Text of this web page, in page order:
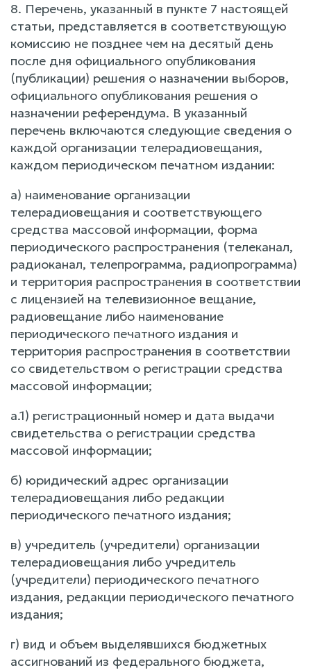
8. Перечень, указанный в пункте 7 настоящей
статьи, представляется в соответствующую
комиссию не позднее чем на десятый день
после дня официального опубликования
(публикации) решения о назначении выборов,
официального опубликования решения о
назначении референдума. В указанный
перечень включаются следующие сведения о
каждой организации телерадиовещания,
каждом периодическом печатном издании:
а) наименование организации
телерадиовещания и соответствующего
средства массовой информации, форма
периодического распространения (телеканал,
радиоканал, телепрограмма, радиопрограмма)
и территория распространения в соответствии
с лицензией на телевизионное вещание,
радиовещание либо наименование
периодического печатного издания и
территория распространения в соответствии
со свидетельством о регистрации средства
массовой информации;
а.1) регистрационный номер и дата выдачи
свидетельства о регистрации средства
массовой информации;
б) юридический адрес организации
телерадиовещания либо редакции
периодического печатного издания;
в) учредитель (учредители) организации
телерадиовещания либо учредитель
(учредители) периодического печатного
издания, редакции периодического печатного
издания;
г) вид и объем выделявшихся бюджетных
ассигнований из федерального бюджета,